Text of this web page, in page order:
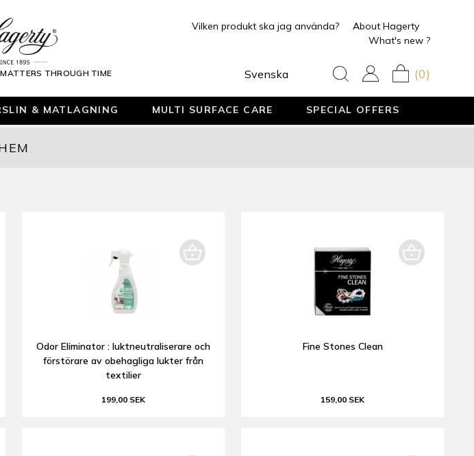
THROUGH TIME
Vilken produkt ska jag använda?
About Hagerty
What's new ?
Svenska (0)
& MATLAGNING MULTI SURFACE CARE SPECIAL OFFERS
Odor Eliminator : luktneutraliserare och
förstörare av obehagliga lukter från
textilier
199,00 SEK
Fine Stones Clean
159,00 SEK